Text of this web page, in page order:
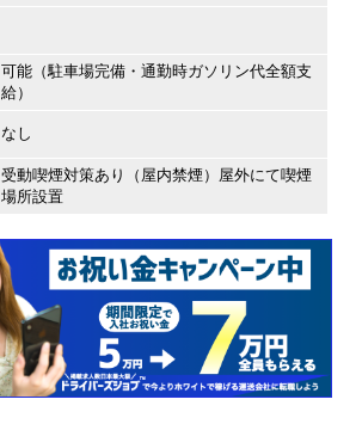
可能（駐車場完備・通勤時ガソリン代全額支
給）
なし
受動喫煙対策あり（屋内禁煙）屋外にて喫煙
場所設置